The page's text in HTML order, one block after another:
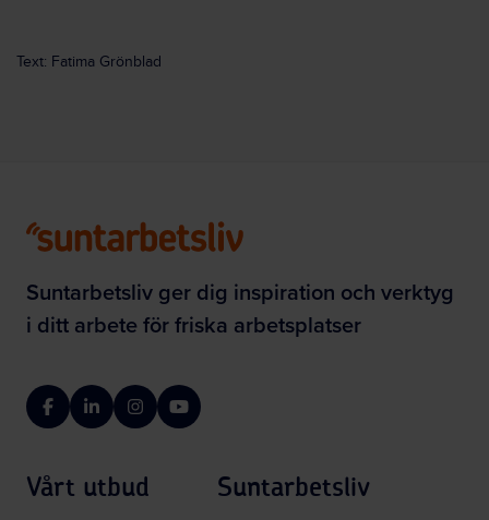
Text: Fatima Grönblad
Suntarbetsliv ger dig inspiration och verktyg
i ditt arbete för friska arbetsplatser
FacebookLinkedInInstagramYouTube
Vårt utbud Suntarbetsliv